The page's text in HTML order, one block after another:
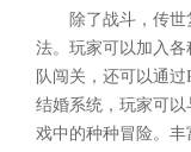
除了战斗，传
法。玩家可以加入
队闯关，还可以通
结婚系统，玩家可
戏中的种种冒险。